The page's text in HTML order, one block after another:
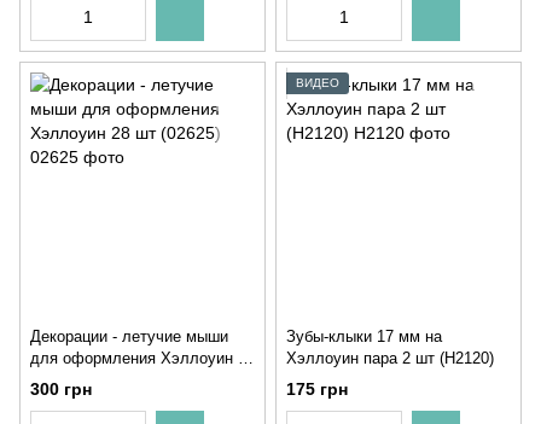
Декорации - летучие мыши
для оформления Хэллоуин 28
шт (02625)
300 грн
ВИДЕО
Зубы-клыки 17 мм на
Хэллоуин пара 2 шт (H2120)
175 грн